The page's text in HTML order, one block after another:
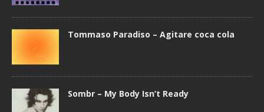
Tommaso Paradiso – Agitare coca cola
Sombr – My Body Isn’t Ready